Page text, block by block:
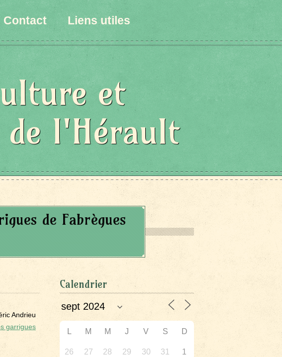
Contact Liens utiles
et
l'Hérault
de Fabrègues
Andrieu
garrigues
Calendrier
L M M J V S D
26 27 28 29 30 31 1